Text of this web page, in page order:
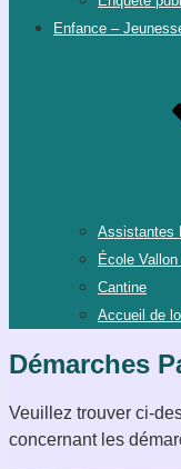
Enfance –
Assistantes
École
Cantine
Accueil de
Démarches
Veuillez trouver ci-
concernant les